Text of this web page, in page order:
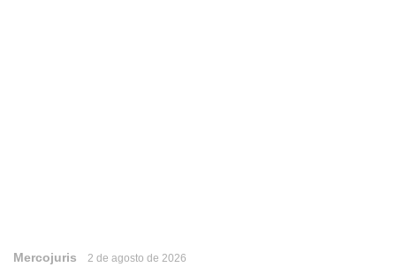
Mercojuris 2 de agosto de 2026